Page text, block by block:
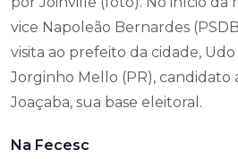
vice Napoleão Bernardes
visita ao prefeito da cidade,
Jorginho Mello (PR), candidato
Joaçaba, sua base eleitoral.
Na Fecesc